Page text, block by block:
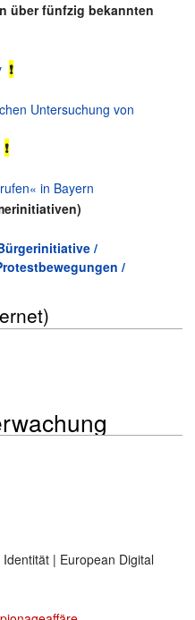
über fünfzig bekannten
❗
Untersuchung von
❗
in Bayern
/
/
Identität | European Digital